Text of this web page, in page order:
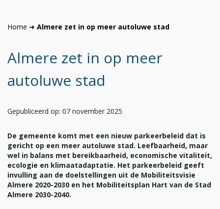
Home ➜ Almere zet in op meer autoluwe stad
Almere zet in op meer
autoluwe stad
Gepubliceerd op: 07 november 2025
De gemeente komt met een nieuw parkeerbeleid dat is
gericht op een meer autoluwe stad. Leefbaarheid, maar
wel in balans met bereikbaarheid, economische vitaliteit,
ecologie en klimaatadaptatie. Het parkeerbeleid geeft
invulling aan de doelstellingen uit de Mobiliteitsvisie
Almere 2020-2030 en het Mobiliteitsplan Hart van de Stad
Almere 2030-2040.